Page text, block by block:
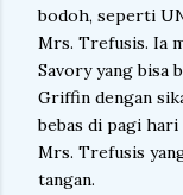
bodoh, seperti
Mrs. Trefusis. Ia
Savory yang bisa
Griffin dengan
bebas di pagi hari
Mrs. Trefusis
tangan.